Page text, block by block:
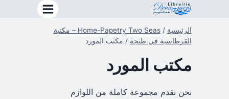
الرئيسية /
Home-Papetry Two Seas – مكتبة
القرطاسية في طنجة / مكتب المورد
مكتب المورد
نحن نقدم مجموعة كاملة من اللوازم